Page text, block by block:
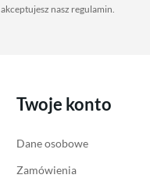
akceptujesz nasz regulamin
Twoje konto
Dane osobowe
Zamówienia